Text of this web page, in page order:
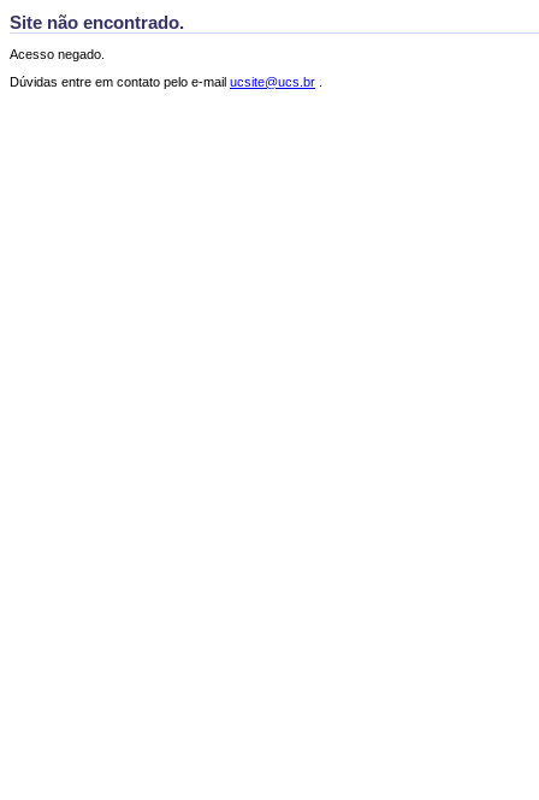
Site não encontrado.
Acesso negado.
Dúvidas entre em contato pelo e-mail ucsite@ucs.br